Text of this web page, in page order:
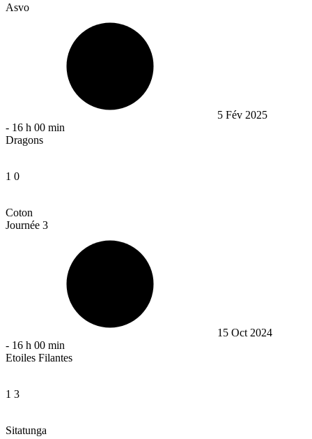
Asvo
5 Fév 2025
- 16 h 00 min
Dragons
1 0
Coton
Journée 3
15 Oct 2024
- 16 h 00 min
Etoiles Filantes
1 3
Sitatunga